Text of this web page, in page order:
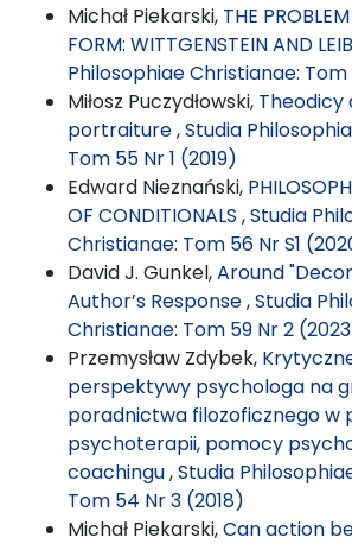
Michał Piekarski, THE
FORM: WITTGENSTEIN AND
Philosophiae Christianae: Tom
Miłosz Puczydłowski, Theodicy
portraiture,Studia
Tom 55 Nr 1 (2019)
Edward Nieznański,
OF CONDITIONALS ,Studia
Christianae: Tom 56 Nr S1
David J. Gunkel,Around
Author’s Response,Studia
Christianae: Tom 59 Nr 2
Przemysław Zdybek,
perspektywy psychologa na
poradnictwa filozoficznego w
psychoterapii, pomocy
coachingu,Studia
Tom 54 Nr 3 (2018)
Michał Piekarski,Can action